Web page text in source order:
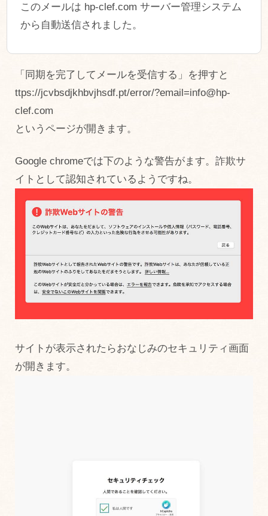
このメールは hp-clef.com サーバー管理システム
から自動送信されました。
「同期を完了してメールを受信する」を押すと
ttps://jcvbsdjkhbvjhsdf.pt/error/?email=info@hp-
clef.com
というページが開きます。
Google chromeでは下のような警告がます。詐欺サ
イトとして認知されているようですね。
サイトが表示されたらおなじみのセキュリティ画面
が開きます。